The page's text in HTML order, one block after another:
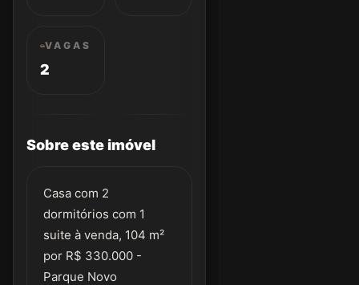
VAGAS
2
Sobre este imóvel
Casa com 2
dormitórios com 1
suite à venda, 104 m²
por R$ 330.000 -
Parque Novo